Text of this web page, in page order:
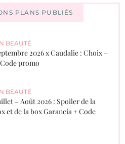
PLANS PUBLIÉS
BEAUTÉ
2026 x Caudalie : Choix –
promo
BEAUTÉ
– Août 2026 : Spoiler de la
et de la box Garancia + Code